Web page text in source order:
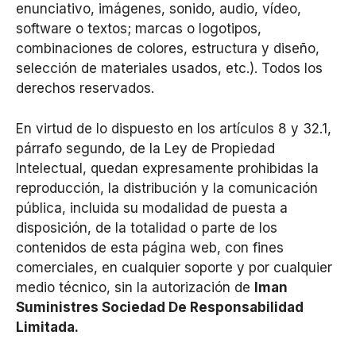
enunciativo, imágenes, sonido, audio, vídeo,
software o textos; marcas o logotipos,
combinaciones de colores, estructura y diseño,
selección de materiales usados, etc.). Todos los
derechos reservados.
En virtud de lo dispuesto en los artículos 8 y 32.1,
párrafo segundo, de la Ley de Propiedad
Intelectual, quedan expresamente prohibidas la
reproducción, la distribución y la comunicación
pública, incluida su modalidad de puesta a
disposición, de la totalidad o parte de los
contenidos de esta página web, con fines
comerciales, en cualquier soporte y por cualquier
medio técnico, sin la autorización de Iman
Suministres Sociedad De Responsabilidad
Limitada.